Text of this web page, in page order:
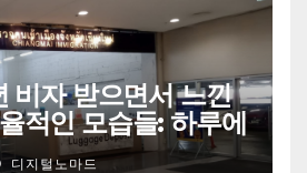
비자 받으면서 느낀
적인 모습들: 하루에
야기
디지털노마드